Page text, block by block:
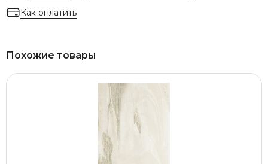
Как оплатить
Похожие товары